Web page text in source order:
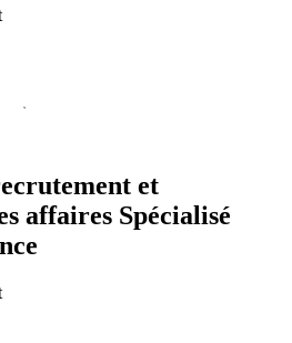
et
affaires Spécialisé